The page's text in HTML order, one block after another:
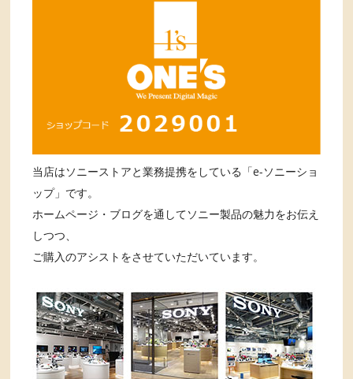
当店はソニーストアと業務提携をしている「e-ソニーショ
ップ」です。
ホームページ・ブログを通してソニー製品の魅力をお伝え
しつつ、
ご購入のアシストをさせていただいています。